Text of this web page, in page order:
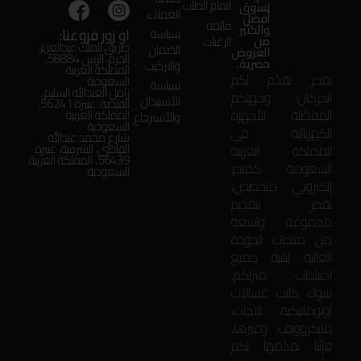
تسوق
أفضل
والكثير
من
العروض
حصرية.
بفخر نقدّم لكم
الحركان: وجهتكم
المفضّلة للأجهزة
الكهربائية في
المملكة العربية
السعودية. كمتجر
إلكتروني متخصص،
نفخر بتقديم
مجموعة واسعة
من منتجات الجودة
العالية لتلبية جميع
احتياجات منزلكم.
سواء كانت غسالات
أوتوماتيكية، ثلاجات،
مايكروويف، وغيرها،
فإنّنا نقدّمها لكم
اتمام الطلب
قائمة
الرغبات
العملاء
سياسة
الضمان
والتركيب
سياسة
الأستبدال
والأسترجاع
او زور فروعنا:
طريق الملك عبدالعزيز،
الحزم، الرس 58884،
المملكة العربية
السعودية
زامل العبدالله السليم،
الفيضة، عنيزة 56241،
المملكة العربية
السعودية
شارع محمد عبدالله
القاضي، الشرقية، عنيزة
56439، المملكة العربية
السعودية